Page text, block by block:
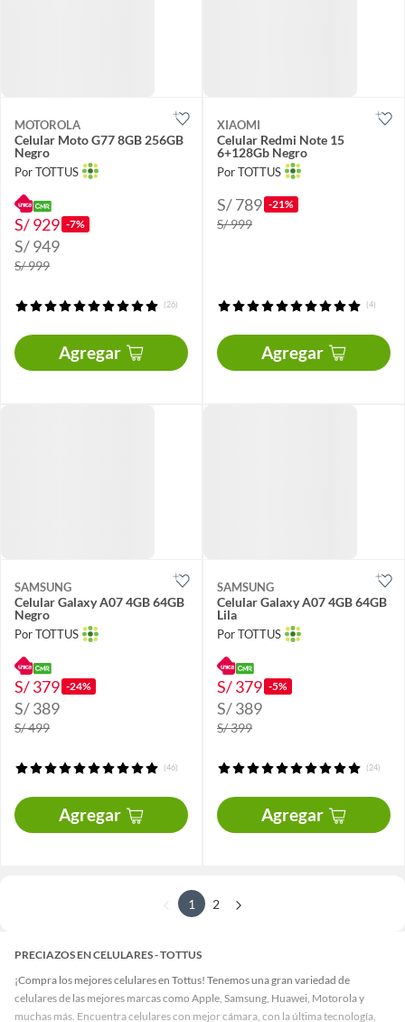
MOTOROLA
Celular Moto G77 8GB 256GB
Negro
Por TOTTUS
S/ 929 -7%
S/ 949
S/ 999
(26)
Agregar
XIAOMI
Celular Redmi Note 15
6+128Gb Negro
Por TOTTUS
S/ 789 -21%
S/ 999
(4)
Agregar
SAMSUNG
Celular Galaxy A07 4GB 64GB
Negro
Por TOTTUS
S/ 379 -24%
S/ 389
S/ 499
(46)
Agregar
SAMSUNG
Celular Galaxy A07 4GB 64GB
Lila
Por TOTTUS
S/ 379 -5%
S/ 389
S/ 399
(24)
Agregar
1 2
PRECIAZOS EN CELULARES - TOTTUS
¡Compra los mejores celulares en Tottus! Tenemos una gran variedad de
celulares de las mejores marcas como Apple, Samsung, Huawei, Motorola y
muchas más. Encuentra celulares con mejor cámara, con la última tecnología,